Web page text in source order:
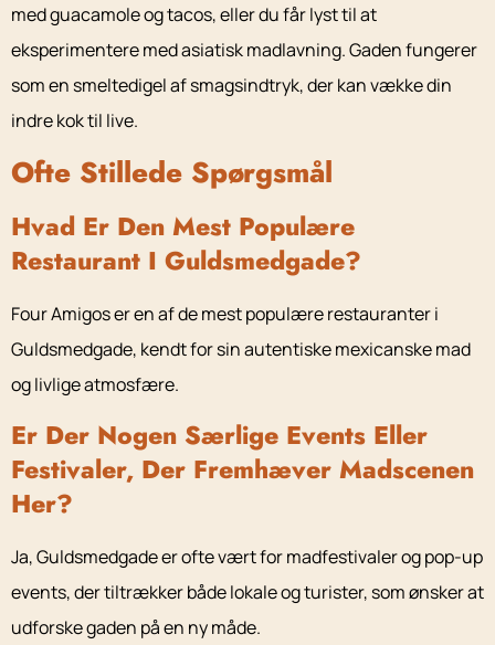
med guacamole og tacos, eller du får lyst til at
eksperimentere med asiatisk madlavning. Gaden fungerer
som en smeltedigel af smagsindtryk, der kan vække din
indre kok til live.
Ofte Stillede Spørgsmål
Hvad Er Den Mest Populære
Restaurant I Guldsmedgade?
Four Amigos er en af de mest populære restauranter i
Guldsmedgade, kendt for sin autentiske mexicanske mad
og livlige atmosfære.
Er Der Nogen Særlige Events Eller
Festivaler, Der Fremhæver Madscenen
Her?
Ja, Guldsmedgade er ofte vært for madfestivaler og pop-up
events, der tiltrækker både lokale og turister, som ønsker at
udforske gaden på en ny måde.